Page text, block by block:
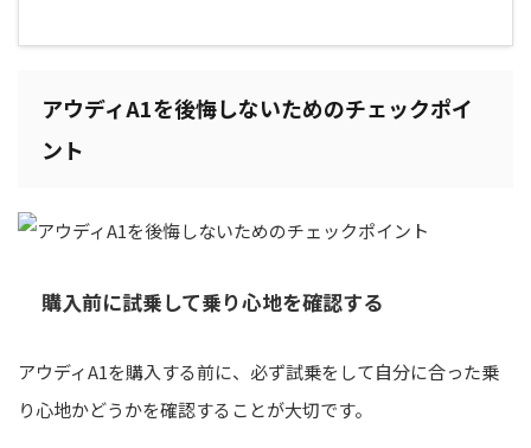
アウディA1を後悔しないためのチェックポイ
ント
購入前に試乗して乗り心地を確認する
アウディA1を購入する前に、必ず試乗をして自分に合った乗
り心地かどうかを確認することが大切です。